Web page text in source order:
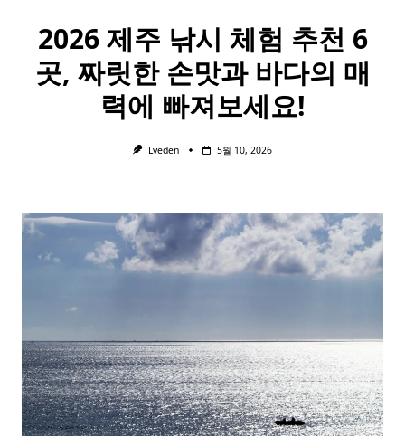
2026 제주 낚시 체험 추천 6
곳, 짜릿한 손맛과 바다의 매
력에 빠져보세요!
Lveden 5월 10, 2026